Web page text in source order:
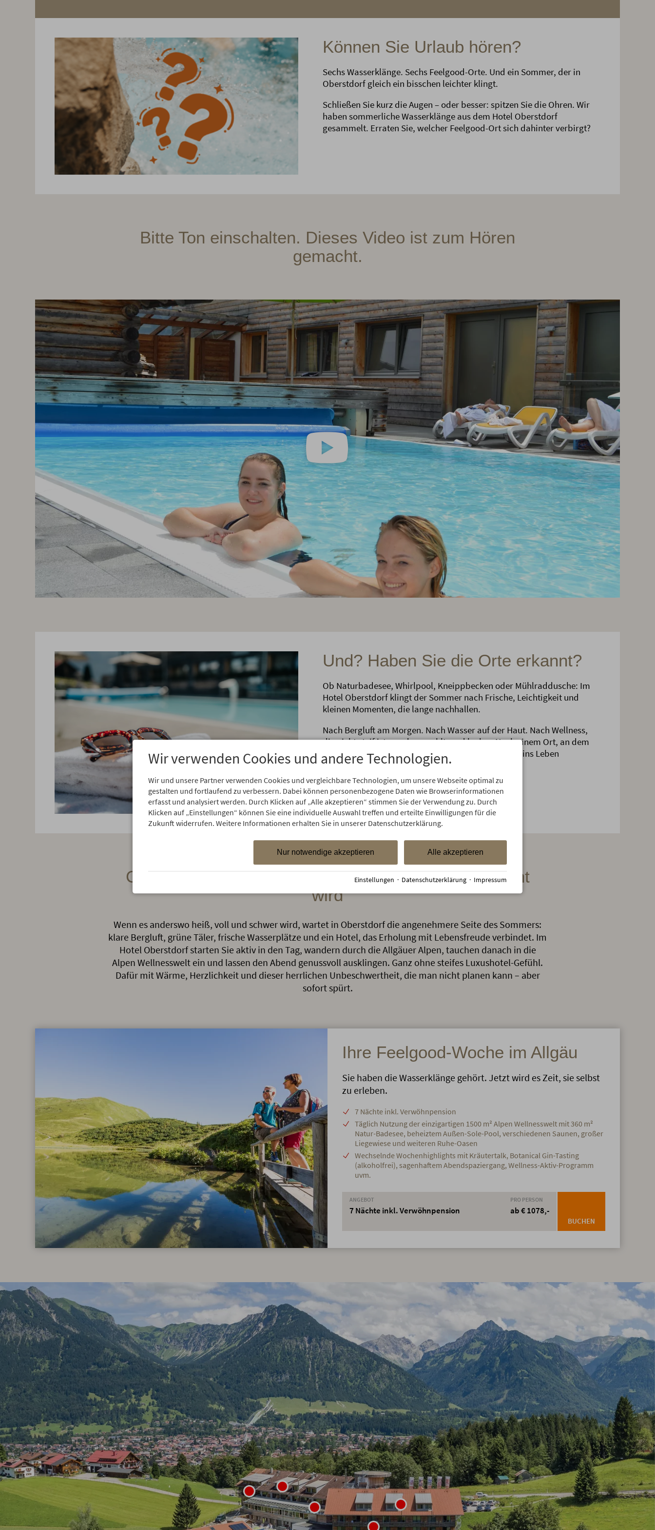
Können Sie Urlaub hören?
Sechs Wasserklänge. Sechs Feelgood-Orte. Und ein Sommer, der in
Oberstdorf gleich ein bisschen leichter klingt.
Schließen Sie kurz die Augen – oder besser: spitzen Sie die Ohren. Wir
haben sommerliche Wasserklänge aus dem Hotel Oberstdorf
gesammelt. Erraten Sie, welcher Feelgood-Ort sich dahinter verbirgt?
Bitte Ton einschalten. Dieses Video ist zum Hören
gemacht.
Und? Haben Sie die Orte erkannt?
Ob Naturbadesee, Whirlpool, Kneippbecken oder Mühlraddusche: Im
Hotel Oberstdorf klingt der Sommer nach Frische, Leichtigkeit und
kleinen Momenten, die lange nachhallen.
Nach Bergluft am Morgen. Nach Wasser auf der Haut. Nach Wellness,
die nicht steif ist, sondern wohltuend locker. Nach einem Ort, an dem
Sie durchatmen, auftanken und einfach mal wieder ins Leben
hineinlächeln.
Coolcation im Allgäu: Wenn der Sommer wieder leicht
wird
Wenn es anderswo heiß, voll und schwer wird, wartet in Oberstdorf die angenehmere Seite des Sommers:
klare Bergluft, grüne Täler, frische Wasserplätze und ein Hotel, das Erholung mit Lebensfreude verbindet. Im
Hotel Oberstdorf starten Sie aktiv in den Tag, wandern durch die Allgäuer Alpen, tauchen danach in die
Alpen Wellnesswelt ein und lassen den Abend genussvoll ausklingen. Ganz ohne steifes Luxushotel-Gefühl.
Dafür mit Wärme, Herzlichkeit und dieser herrlichen Unbeschwertheit, die man nicht planen kann – aber
sofort spürt.
Ihre Feelgood-Woche im Allgäu
Sie haben die Wasserklänge gehört. Jetzt wird es Zeit, sie selbst
zu erleben.
7 Nächte inkl. Verwöhnpension
Täglich Nutzung der einzigartigen 1500 m² Alpen Wellnesswelt mit 360 m²
Natur-Badesee, beheiztem Außen-Sole-Pool, verschiedenen Saunen, großer
Liegewiese und weiteren Ruhe-Oasen
Wechselnde Wochenhighlights mit Kräutertalk, Botanical Gin-Tasting
(alkoholfrei), sagenhaftem Abendspaziergang, Wellness-Aktiv-Programm
uvm.
ANGEBOT
7 Nächte inkl. Verwöhnpension
PRO PERSON
ab € 1078,-
BUCHEN
Wir verwenden Cookies und andere Technologien.
Wir und unsere Partner verwenden Cookies und vergleichbare Technologien, um unsere Webseite optimal zu
gestalten und fortlaufend zu verbessern. Dabei können personenbezogene Daten wie Browserinformationen
erfasst und analysiert werden. Durch Klicken auf „Alle akzeptieren“ stimmen Sie der Verwendung zu. Durch
Klicken auf „Einstellungen“ können Sie eine individuelle Auswahl treffen und erteilte Einwilligungen für die
Zukunft widerrufen. Weitere Informationen erhalten Sie in unserer Datenschutzerklärung.
Alle akzeptieren
Nur notwendige akzeptieren
Einstellungen · Datenschutzerklärung · Impressum